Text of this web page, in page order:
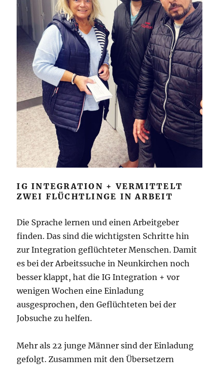
IG INTEGRATION + VERMITTELT
ZWEI FLÜCHTLINGE IN ARBEIT
Die Sprache lernen und einen Arbeitgeber
finden. Das sind die wichtigsten Schritte hin
zur Integration geflüchteter Menschen. Damit
es bei der Arbeitssuche in Neunkirchen noch
besser klappt, hat die IG Integration + vor
wenigen Wochen eine Einladung
ausgesprochen, den Geflüchteten bei der
Jobsuche zu helfen.
Mehr als 22 junge Männer sind der Einladung
gefolgt. Zusammen mit den Übersetzern